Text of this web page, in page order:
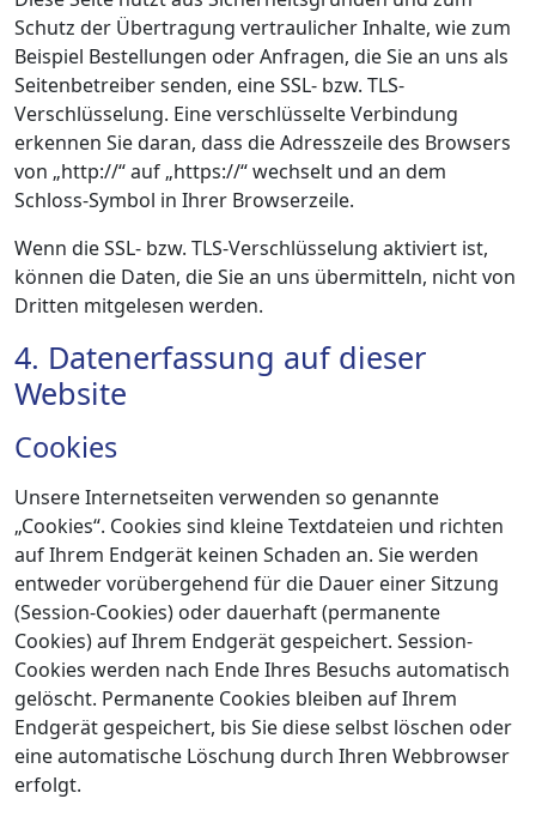
Schutz der Übertragung vertraulicher Inhalte, wie zum
Beispiel Bestellungen oder Anfragen, die Sie an uns als
Seitenbetreiber senden, eine SSL- bzw. TLS-
Verschlüsselung. Eine verschlüsselte Verbindung
erkennen Sie daran, dass die Adresszeile des Browsers
von „http://“ auf „https://“ wechselt und an dem
Schloss-Symbol in Ihrer Browserzeile.
Wenn die SSL- bzw. TLS-Verschlüsselung aktiviert ist,
können die Daten, die Sie an uns übermitteln, nicht von
Dritten mitgelesen werden.
4. Datenerfassung auf dieser
Website
Cookies
Unsere Internetseiten verwenden so genannte
„Cookies“. Cookies sind kleine Textdateien und richten
auf Ihrem Endgerät keinen Schaden an. Sie werden
entweder vorübergehend für die Dauer einer Sitzung
(Session-Cookies) oder dauerhaft (permanente
Cookies) auf Ihrem Endgerät gespeichert. Session-
Cookies werden nach Ende Ihres Besuchs automatisch
gelöscht. Permanente Cookies bleiben auf Ihrem
Endgerät gespeichert, bis Sie diese selbst löschen oder
eine automatische Löschung durch Ihren Webbrowser
erfolgt.